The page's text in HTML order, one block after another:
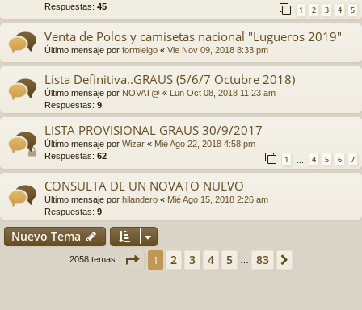
Respuestas: 45 1 2 3 4 5
Venta de Polos y camisetas nacional "Lugueros 2019"
Último mensaje por formielgo « Vie Nov 09, 2018 8:33 pm
Lista Definitiva..GRAUS (5/6/7 Octubre 2018)
Último mensaje por NOVAT@ « Lun Oct 08, 2018 11:23 am
Respuestas: 9
LISTA PROVISIONAL GRAUS 30/9/2017
Último mensaje por Wizar « Mié Ago 22, 2018 4:58 pm
Respuestas: 62 1 … 4 5 6 7
CONSULTA DE UN NOVATO NUEVO
Último mensaje por hilandero « Mié Ago 15, 2018 2:26 am
Respuestas: 9
Nuevo Tema
2058 temas Página de 83
1 2 3 4 5 83